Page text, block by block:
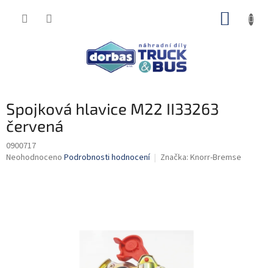
Spojková hlavice M22 II33263
červená
0900717
Průměrné
Neohodnoceno Podrobnosti hodnocení Značka: Knorr-Bremse